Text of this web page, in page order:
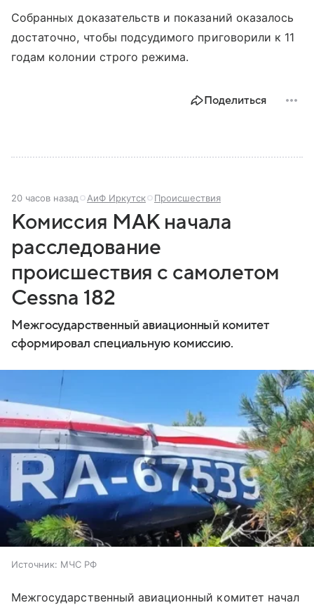
Собранных доказательств и показаний оказалось
достаточно, чтобы подсудимого приговорили к 11
годам колонии строго режима.
Поделиться
20 часов назад АиФ Иркутск Происшествия
Комиссия МАК начала
расследование
происшествия с самолетом
Cessna 182
Межгосударственный авиационный комитет
сформировал специальную комиссию.
Источник: МЧС РФ
Межгосударственный авиационный комитет начал